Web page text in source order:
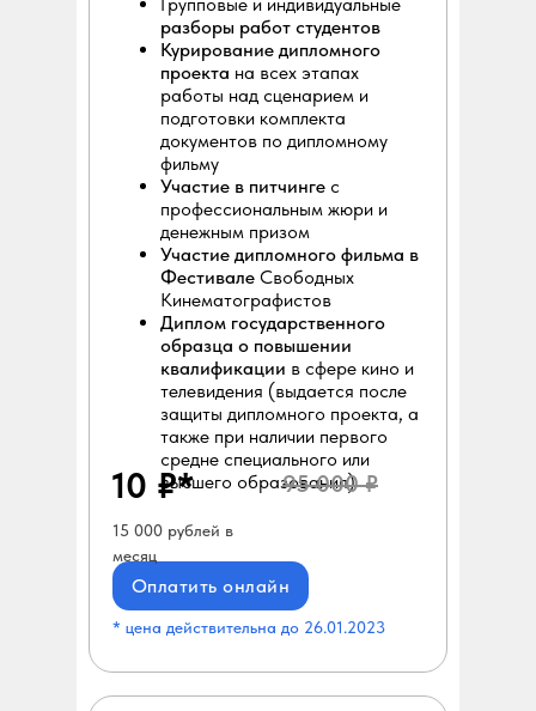
разборы работ студентов
Курирование дипломного
проекта на всех этапах
работы над сценарием и
подготовки комплекта
документов по дипломному
фильму
Участие в питчинге с
профессиональным жюри и
денежным призом
Участие дипломного фильма в
Фестивале Свободных
Кинематографистов
Диплом государственного
образца о повышении
квалификации в сфере кино и
телевидения (выдается после
защиты дипломного проекта, а
также при наличии первого
средне специального или
высшего образования)
Оплатить онлайн
15 000 рублей в
месяц
* цена действительна до 26.01.2023
95 000 ₽
10 ₽*